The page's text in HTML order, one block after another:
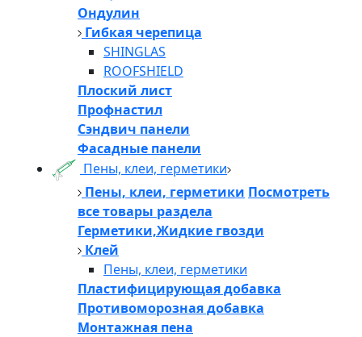
Ондулин
Гибкая черепица
SHINGLAS
ROOFSHIELD
Плоский лист
Профнастил
Сэндвич панели
Фасадные панели
Пены, клеи, герметики
Пены, клеи, герметики Посмотреть
все товары раздела
Герметики,Жидкие гвозди
Клей
Пены, клеи, герметики
Пластифицирующая добавка
Противоморозная добавка
Монтажная пена